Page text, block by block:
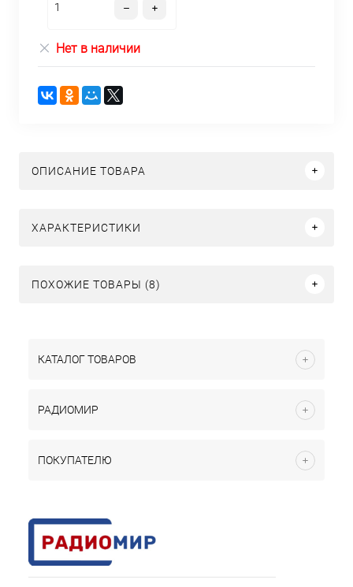
Нет в наличии
ОПИСАНИЕ ТОВАРА
ХАРАКТЕРИСТИКИ
ПОХОЖИЕ ТОВАРЫ (8)
КАТАЛОГ ТОВАРОВ
РАДИОМИР
ПОКУПАТЕЛЮ